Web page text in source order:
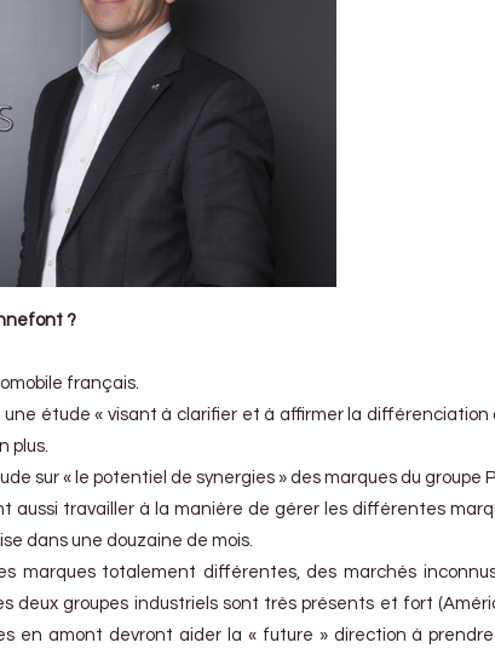
?
français.
une étude « visant à clarifier et à affirmer la différenciation
plus.
sur « le potentiel de synergies » des marques du groupe
aussi travailler à la manière de gérer les différentes
dans une douzaine de mois.
marques totalement différentes, des marchés
deux groupes industriels sont très présents et fort
en amont devront aider la « future » direction à